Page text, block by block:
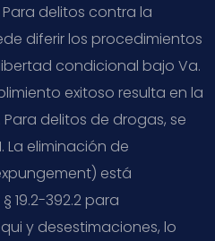
delitos contra la
diferir los procedimientos
condicional bajo Va.
exitoso resulta en la
delitos de drogas, se
La eliminación de
está
19.2-392.2 para
y desestimaciones, lo